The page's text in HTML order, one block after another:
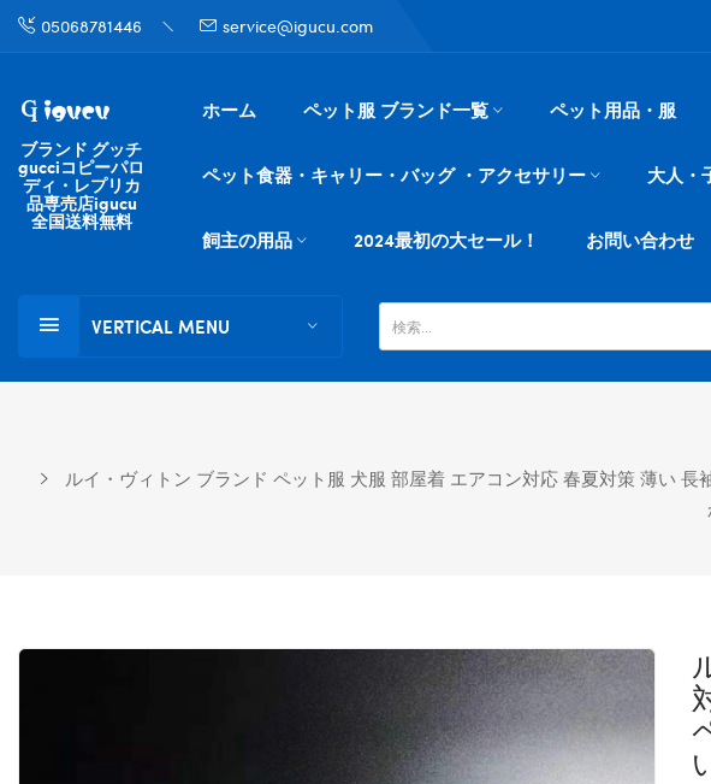
05068781446 service@igucu.com
ブランド グッチ
gucciコピーパロ
ディ・レプリカ
品専売店igucu
全国送料無料
ホーム ペット服 ブランド一覧 ペット用品・服
ペット食器・キャリー・バッグ ・アクセサリー 大人・
飼主の用品 2024最初の大セール！ お問い合わせ
VERTICAL MENU
ルイ・ヴィトン ブランド ペット服 犬服 部屋着 エアコン対応 春夏対策 薄い